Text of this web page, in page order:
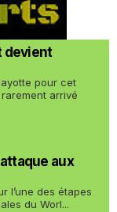
devient
pour cet
arrivé
aux
l’une des étapes
du Worl...